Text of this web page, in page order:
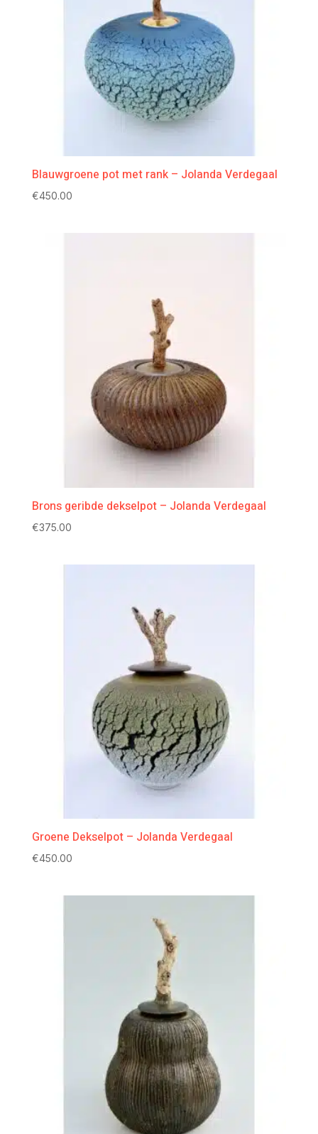
Blauwgroene pot met rank – Jolanda Verdegaal
€450.00
Brons geribde dekselpot – Jolanda Verdegaal
€375.00
Groene Dekselpot – Jolanda Verdegaal
€450.00